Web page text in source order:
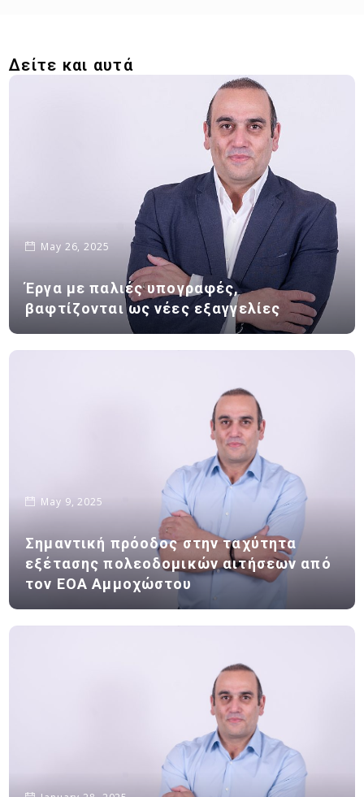
Δείτε και αυτά
May 26, 2025
Έργα με παλιές υπογραφές,
βαφτίζονται ως νέες εξαγγελίες
May 9, 2025
Σημαντική πρόοδος στην ταχύτητα
εξέτασης πολεοδομικών αιτήσεων από
τον ΕΟΑ Αμμοχώστου